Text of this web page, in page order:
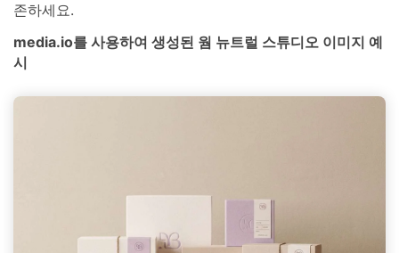
존하세요.
media.io를 사용하여 생성된 웜 뉴트럴 스튜디오 이미지 예
시